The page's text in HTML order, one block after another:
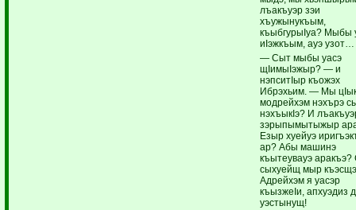
лъакъуэр зэи
хъужынукъым,
къыбгурыIуа? Мыбы
иIэжкъым, ауэ узот…
— Сыт мыбы уасэ
щIимыIэжыр? — и
нэпситIыр къожэх
Ибрэхьим. — Мы
модрейхэм нэхърэ
нэхъыкIэ? И
зэрыпымытыжыр
Езыр хуейуэ
ар? Абы машинэ
къытеувауэ аракъэ?
сыхуейщ мыр
Адрейхэм я уасэр
къызжеIи, апхуэдиз
уэстынущ!